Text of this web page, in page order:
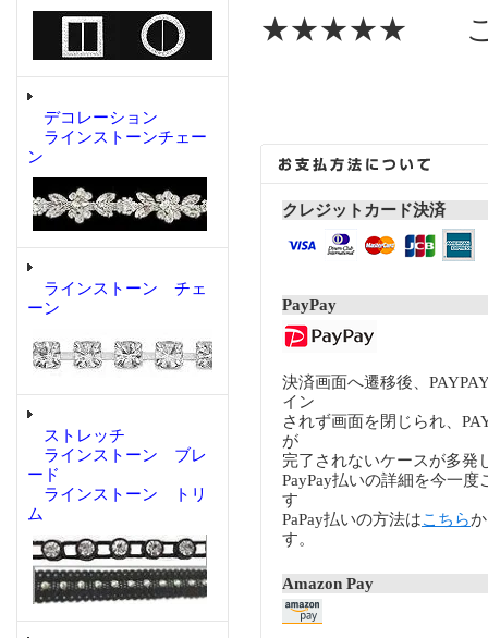
デコレーション
ラインストーンチェー
ン
ラインストーン チェ
ーン
ストレッチ
ラインストーン ブレ
ード
ラインストーン トリ
ム
★★★★★ こ
クレジットカード決済
PayPay
決済画面へ遷移後、
イン
されず画面を閉じられ、
が
完了されないケースが多発
PayPay払いの詳細を今一度
す
PaPay払いの方法はこちら
す。
Amazon Pay